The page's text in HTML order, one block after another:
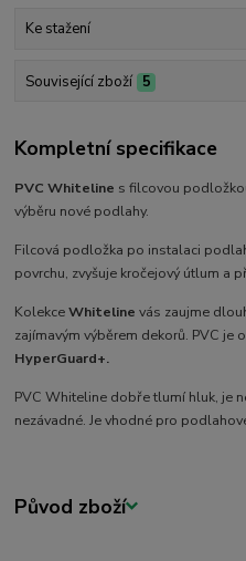
Ke stažení
Související zboží 5
Kompletní specifikace
PVCWhiteline s filcovou
výběru nové podlahy.
Filcová podložka po instalaci
povrchu, zvyšuje kročejový útlum a
KolekceWhiteline vás zaujme
zajímavým výběrem dekorů. PVC je
HyperGuard+.
PVC Whiteline dobře tlumí hluk, je
nezávadné. Je vhodné pro
Původ zboží